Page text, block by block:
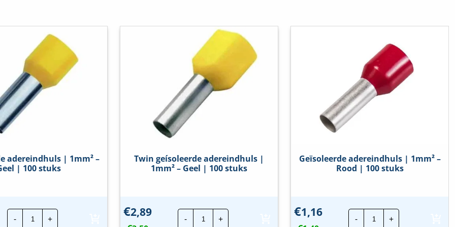
adereindhuls | 1mm² –
| 100 stuks
-
Geïsoleerde
adereindhuls
+
Twin geísoleerde adereindhuls |
1mm² – Geel | 100 stuks
€2,89 -
Twin
geísoleerde
+
Geïsoleerde adereindhuls | 1mm² –
Rood | 100 stuks
€1,16 -
Geïsoleerde
adereindhuls
+